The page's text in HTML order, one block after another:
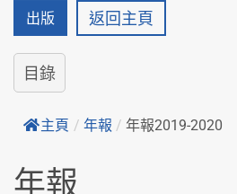
出版 返回主頁
目錄
主頁 / 年報 / 年報2019-2020
年報